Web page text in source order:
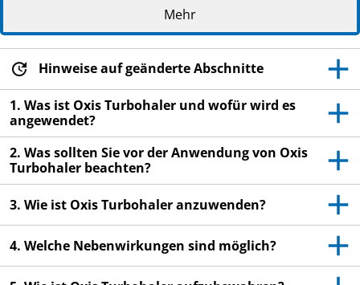
Wenn Sie weitere Fragen haben, wenden Sie sich
an Ihren Arzt oder Apotheker.
Dieses Arzneimittel wurde Ihnen persönlich
verschrieben. Geben Sie es nicht an Dritte weiter.
Es kann anderen Menschen schaden, auch wenn
diese die gleichen Beschwerden haben wie Sie.
Wenn Sie Nebenwirkungen bemerken, wenden Sie
sich an Ihren Arzt oder Apotheker. Dies gilt auch
für Nebenwirkungen, die nicht in dieser
Packungsbeilage angegeben sind. Siehe Abschnitt
4.
Mehr
Hinweise auf geänderte Abschnitte
1. Was ist Oxis Turbohaler und wofür wird es
angewendet?
2. Was sollten Sie vor der Anwendung von Oxis
Turbohaler beachten?
3. Wie ist Oxis Turbohaler anzuwenden?
4. Welche Nebenwirkungen sind möglich?